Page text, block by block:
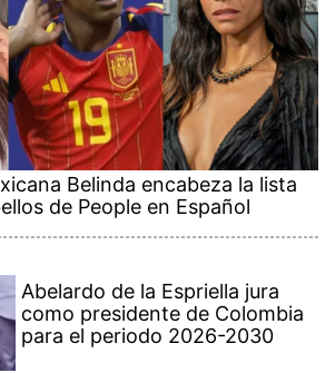
Belinda encabeza la lista
de People en Español
Abelardo de la Espriella jura
como presidente de Colombia
para el periodo 2026-2030